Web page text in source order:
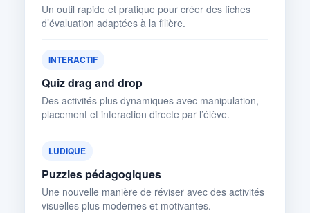
Un outil rapide et pratique pour créer des fiches
d’évaluation adaptées à la filière.
INTERACTIF
Quiz drag and drop
Des activités plus dynamiques avec manipulation,
placement et interaction directe par l’élève.
LUDIQUE
Puzzles pédagogiques
Une nouvelle manière de réviser avec des activités
visuelles plus modernes et motivantes.